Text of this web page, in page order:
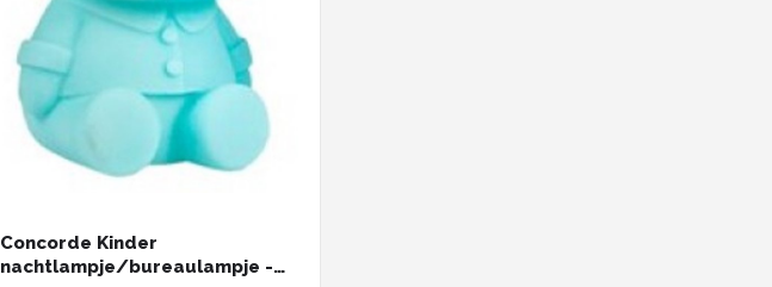
Concorde Kinder
nachtlampje/bureaulampje -